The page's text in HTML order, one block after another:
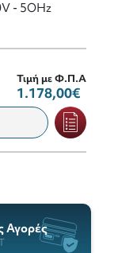
- 5OHz
Τιμή με Φ.Π.Α
1.178,00€
Αγορές